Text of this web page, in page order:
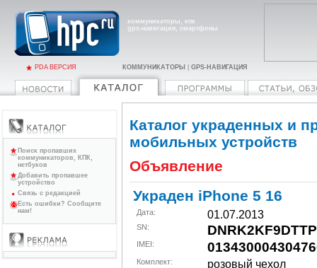
коммуникаторы, кпк
gps-навигация, смартфоны
PDA ВЕРСИЯ КОММУНИКАТОРЫ GPS-НАВИГАЦИЯ
Каталог украденных и
мобильных устройств
Объявление
Украден iPhone 5 16
Дата: 01.07.2013
SN: DNRK2KF9DTTP
IMEI:
Комплект: розовый чехол
Поиск пропавших
коммуникаторов, КПК,
нетбуков
Добавить пропавшее
устройство
Связь с редакцией
Есть ошибки? Сообщите
нам!